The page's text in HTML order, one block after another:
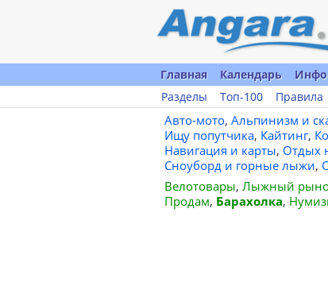
Главная Календарь
Разделы
Топ-100 Правила
Авто-мото, Альпинизм и
Ищу попутчика, Кайтинг,
Навигация и карты, Отдых
Сноуборд и горные лыжи,
Велотовары, Лыжный
Продам, Барахолка,